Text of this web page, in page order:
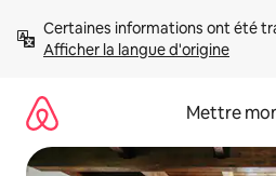
directement
Afficher la langue d'origine
Mettre